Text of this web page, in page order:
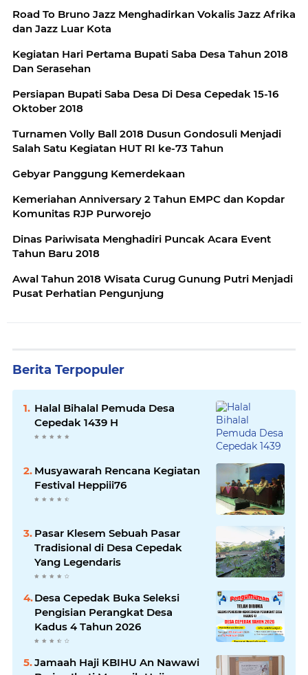
Road To Bruno Jazz Menghadirkan Vokalis Jazz Afrika
dan Jazz Luar Kota
Kegiatan Hari Pertama Bupati Saba Desa Tahun 2018
Dan Serasehan
Persiapan Bupati Saba Desa Di Desa Cepedak 15-16
Oktober 2018
Turnamen Volly Ball 2018 Dusun Gondosuli Menjadi
Salah Satu Kegiatan HUT RI ke-73 Tahun
Gebyar Panggung Kemerdekaan
Kemeriahan Anniversary 2 Tahun EMPC dan Kopdar
Komunitas RJP Purworejo
Dinas Pariwisata Menghadiri Puncak Acara Event
Tahun Baru 2018
Awal Tahun 2018 Wisata Curug Gunung Putri Menjadi
Pusat Perhatian Pengunjung
Berita Terpopuler
Halal Bihalal Pemuda Desa
Cepedak 1439 H
Musyawarah Rencana Kegiatan
Festival Heppiii76
Pasar Klesem Sebuah Pasar
Tradisional di Desa Cepedak
Yang Legendaris
Desa Cepedak Buka Seleksi
Pengisian Perangkat Desa
Kadus 4 Tahun 2026
Jamaah Haji KBIHU An Nawawi